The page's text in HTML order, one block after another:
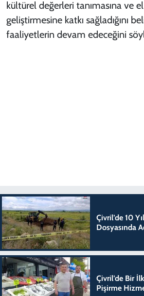
kültürel değerleri tanımasına ve
geliştirmesine katkı sağladığını
faaliyetlerin devam edeceğini
Çivril’de 10
Dosyasında
Çivril’de Bir
Pişirme